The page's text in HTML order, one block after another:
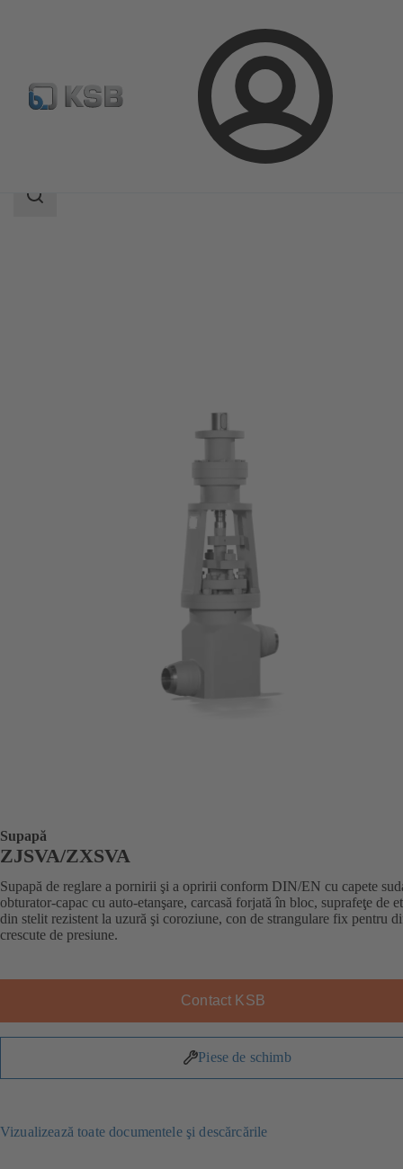
Conectare
ZJSVA/ZXSVA
Domeniu
Supapă
ZJSVA/ZXSVA
Supapă de reglare a pornirii şi a opririi conform DIN/EN cu capete
obturator-capac cu auto-etanşare, carcasă forjată în bloc, suprafeţe de
din stelit rezistent la uzură şi coroziune, con de strangulare fix pentru
crescute de presiune.
Contact KSB
Piese de schimb
Vizualizează toate documentele şi descărcările